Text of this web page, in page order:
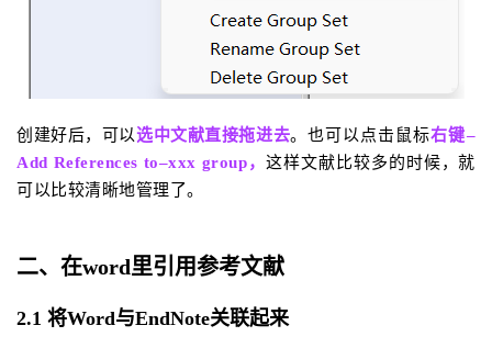
创建好后，可以选中文献直接拖进去。 也可以点击鼠标右键–
Add References to–xxx group， 这样文献比较多的时候，就
可以比较清晰地管理了。
二、在word里引用参考文献
2.1 将Word与EndNote关联起来